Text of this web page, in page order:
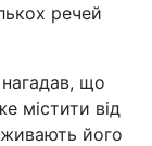
речей
нагадав, що
містити від
його